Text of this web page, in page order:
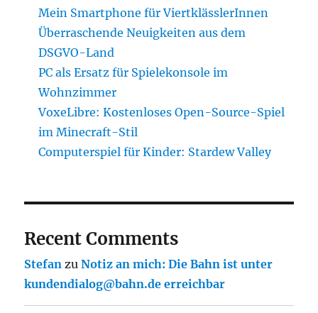
Mein Smartphone für ViertklässlerInnen
Überraschende Neuigkeiten aus dem
DSGVO-Land
PC als Ersatz für Spielekonsole im
Wohnzimmer
VoxeLibre: Kostenloses Open-Source-Spiel
im Minecraft-Stil
Computerspiel für Kinder: Stardew Valley
Recent Comments
Stefan zuNotiz an mich: Die Bahn ist unter
kundendialog@bahn.de erreichbar